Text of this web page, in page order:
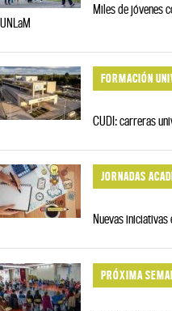
Miles de jóvenes
UNLaM
FORMACIÓN
CUDI: carreras
JORNADAS
Nuevas iniciativas
PRÓXIMA